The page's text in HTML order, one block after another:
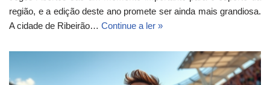
região, e a edição deste ano promete ser ainda mais grandiosa.
A cidade de Ribeirão… Continue a ler »